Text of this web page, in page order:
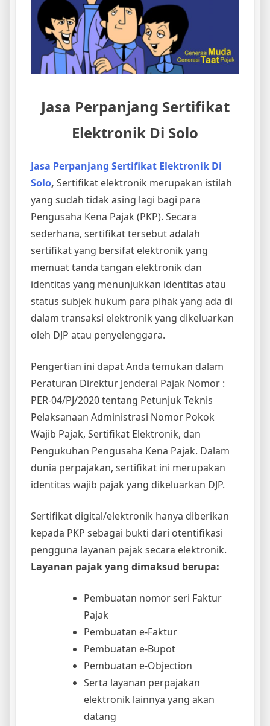
Jasa Perpanjang Sertifikat
Elektronik Di Solo
Jasa Perpanjang Sertifikat Elektronik Di
Solo, Sertifikat elektronik merupakan istilah
yang sudah tidak asing lagi bagi para
Pengusaha Kena Pajak (PKP). Secara
sederhana, sertifikat tersebut adalah
sertifikat yang bersifat elektronik yang
memuat tanda tangan elektronik dan
identitas yang menunjukkan identitas atau
status subjek hukum para pihak yang ada di
dalam transaksi elektronik yang dikeluarkan
oleh DJP atau penyelenggara.
Pengertian ini dapat Anda temukan dalam
Peraturan Direktur Jenderal Pajak Nomor :
PER-04/PJ/2020 tentang Petunjuk Teknis
Pelaksanaan Administrasi Nomor Pokok
Wajib Pajak, Sertifikat Elektronik, dan
Pengukuhan Pengusaha Kena Pajak. Dalam
dunia perpajakan, sertifikat ini merupakan
identitas wajib pajak yang dikeluarkan DJP.
Sertifikat digital/elektronik hanya diberikan
kepada PKP sebagai bukti dari otentifikasi
pengguna layanan pajak secara elektronik.
Layanan pajak yang dimaksud berupa:
Pembuatan nomor seri Faktur
Pajak
Pembuatan e-Faktur
Pembuatan e-Bupot
Pembuatan e-Objection
Serta layanan perpajakan
elektronik lainnya yang akan
datang